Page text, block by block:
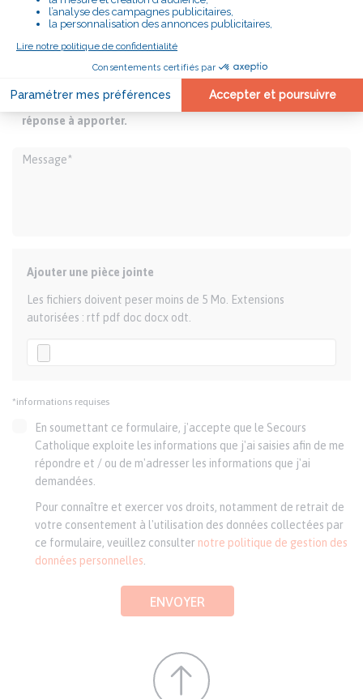
Vous connaissez des difficultés et souhaitez être
recontacterons pour envisager avec vous la meilleure
réponse à apporter.
Ajouter une pièce jointe
Les fichiers doivent peser moins de 5 Mo. Extensions
autorisées : rtf pdf doc docx odt.
*informations requises
En soumettant ce formulaire, j'accepte que le Secours
Catholique exploite les informations que j'ai saisies afin de me
répondre et / ou de m'adresser les informations que j'ai
demandées.
Pour connaître et exercer vos droits, notamment de retrait de
votre consentement à l'utilisation des données collectées par
ce formulaire, veuillez consulter notre politique de gestion des
données personnelles
ENVOYER